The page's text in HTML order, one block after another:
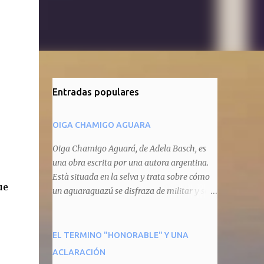
Entradas populares
OIGA CHAMIGO AGUARA
Oiga Chamigo Aguará, de Adela Basch, es
una obra escrita por una autora argentina.
Està situada en la selva y trata sobre cómo
un aguaraguazú se disfraza de militar y se
animal que pretenda circular por ahí. En
primera instancia aparece Teteu, el tero,
EL TERMINO "HONORABLE" Y UNA
ACLARACIÓN